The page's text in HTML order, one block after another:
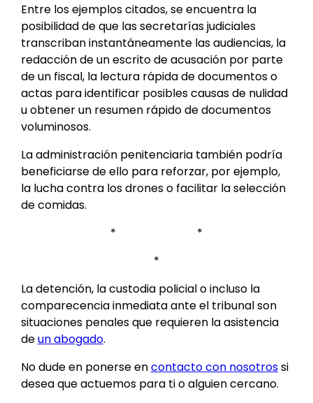
Entre los ejemplos citados, se encuentra la
posibilidad de que las secretarías judiciales
transcriban instantáneamente las audiencias, la
redacción de un escrito de acusación por parte
de un fiscal, la lectura rápida de documentos o
actas para identificar posibles causas de nulidad
u obtener un resumen rápido de documentos
voluminosos.
La administración penitenciaria también podría
beneficiarse de ello para reforzar, por ejemplo,
la lucha contra los drones o facilitar la selección
de comidas.
* *
*
La detención, la custodia policial o incluso la
comparecencia inmediata ante el tribunal son
situaciones penales que requieren la asistencia
deun abogado.
No dude en ponerse encontacto con nosotrossi
desea que actuemos para ti o alguien cercano.